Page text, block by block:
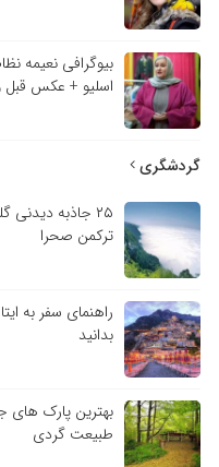
بیوگرافی نعیمه
اسلیو + عکس قبل
گردشگری
۲۵ جاذبه دیدنی
ترکمن صحرا
راهنمای سفر به
بدانید
بهترین پارک های
طبیعت گردی